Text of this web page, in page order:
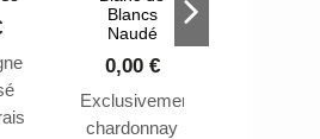
Blancs
Naudé
0,00 €
Exclusivement
chardonnay